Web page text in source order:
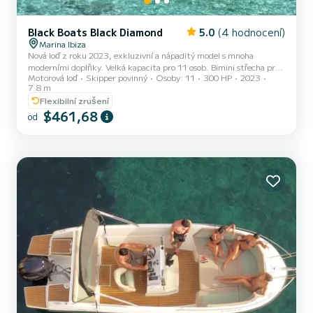
Black Boats Black Diamond 5.0 (4 hodnocení)
Marina Ibiza
Nová loď z roku 2023, exkluzivní a nápaditý model s mnoha
moderními doplňky. Velká kapacita pro 11 osob. Bimini střecha pro
stín. Rozsáhlé slunečníkové lehátko na přídi a zádi. Sladká voda
sprcha na zádi. Zvukový systém nejnovějšího modelu s Bluetooth
připojením, 6 reproduktory, 1 subwoofer, 1 zesilovač. 3 lednice.
Stůl na jídlo na zádi a ložnice. Paddleboard. Plavací pásy. Šnorchl.
Vnitřní toaleta. Prostorný kajuta. Výkonná loď s 300 HP pro
Motorová loď Skipper povinný Osoby: 11 300 HP
2023
7.8 m
Flexibilní zrušení
od $461,68